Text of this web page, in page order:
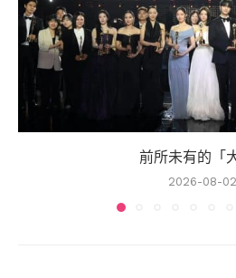
前所未有的「
2026-08-02